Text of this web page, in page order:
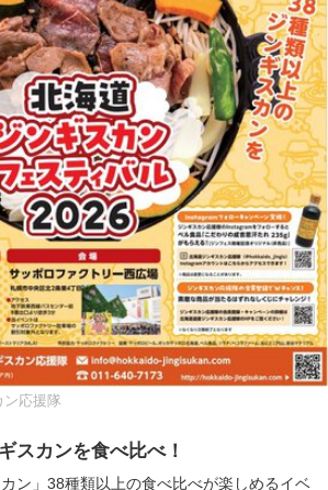
ン応援隊
スカンを食べ比べ！
ン」38種類以上の食べ比べが楽しめるイベ